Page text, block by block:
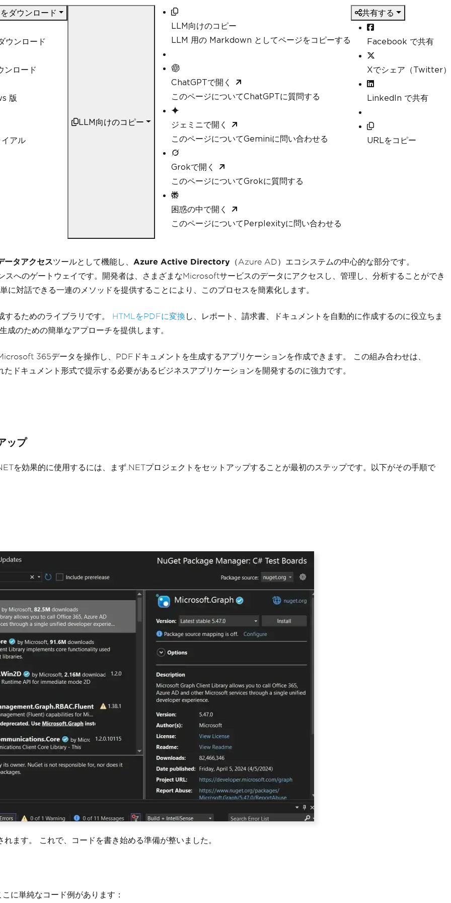
ダウンロード
ウンロード
ンロード
版
アル
LLM向けのコピー
LLM向けのコピー
LLM 用の Markdown としてページをコピーする
ChatGPTで開く
このページについてChatGPTに質問する
ジェミニで開く
このページについてGeminiに問い合わせる
Grokで開く
このページについてGrokに質問する
困惑の中で開く
このページについてPerplexityに問い合わせる
共有する
Facebook で共有
Xでシェア（Twitter）
LinkedIn で共有
URLをコピー
ータアクセスツールとして機能し、 Azure Active Directory （Azure AD）エコシステムの中心的な部分です。
のゲートウェイです。開発者は、さまざまなMicrosoftサービスのデータにアクセスし、管理し、分析することができ
対話できる一連のメソッドを提供することにより、このプロセスを簡素化します。
るためのライブラリです。 HTMLをPDFに変換 し、レポート、請求書、ドキュメントを自動的に作成するのに役立ちま
のための簡単なアプローチを提供します。
365データを操作し、PDFドキュメントを生成するアプリケーションを作成できます。 この組み合わせは、
ドキュメント形式で提示する必要があるビジネスアプリケーションを開発するのに強力です。
ップ
を効果的に使用するには、まず.NETプロジェクトをセットアップすることが最初のステップです。以下がその手順で
ます。 これで、コードを書き始める準備が整いました。
に単純なコード例があります：